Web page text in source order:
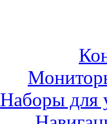
Наборы для